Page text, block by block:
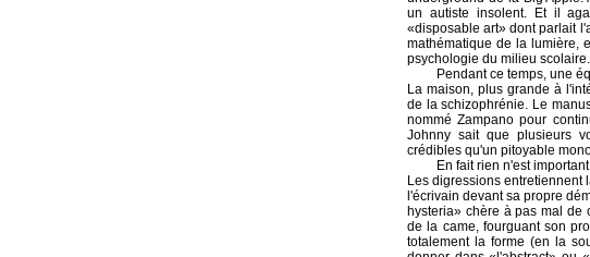
un autiste insolent. Et il
«disposable art» dont parlait
mathématique de la lumière,
psychologie du milieu scolaire.
Pendant ce temps, une
La maison, plus grande à
de la schizophrénie. Le
nommé Zampano pour
Johnny sait que plusieurs
crédibles qu'un pitoyable
En fait rien n'est
Les digressions entretiennent
l'écrivain devant sa propre
hysteria» chère à pas mal de
de la came, fourguant son
totalement la forme (en la